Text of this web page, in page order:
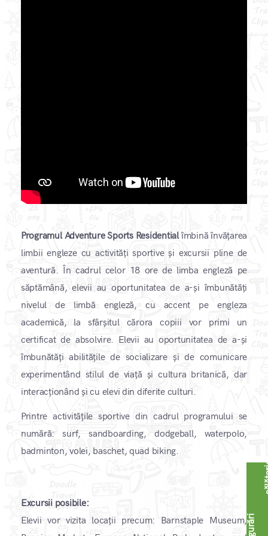
Programul Adventure Sports Residentialîmbină învățarea
limbii engleze cu activități sportive și excursii pline de
aventură. În cadrul celor 18 ore de limba engleză pe
săptămână, elevii au oportunitatea de a-și îmbunătăți
nivelul de limbă engleză, cu accent pe engleza
academică, la sfârșitul cărora copiii vor primi un
certificat de absolvire. Elevii au oportunitatea de a-și
îmbunătăți abilitățile de socializare și de comunicare
experimentând stilul de viață și cultura britanică, dar
interacționând și cu elevi din diferite culturi.
Printre activitățile sportive din cadrul programului se
numără: surf, sandboarding, dodgeball, waterpolo,
badminton, volei, baschet, quad biking.
Excursii posibile:
Elevii vor vizita locații precum: Barnstaple Museum,